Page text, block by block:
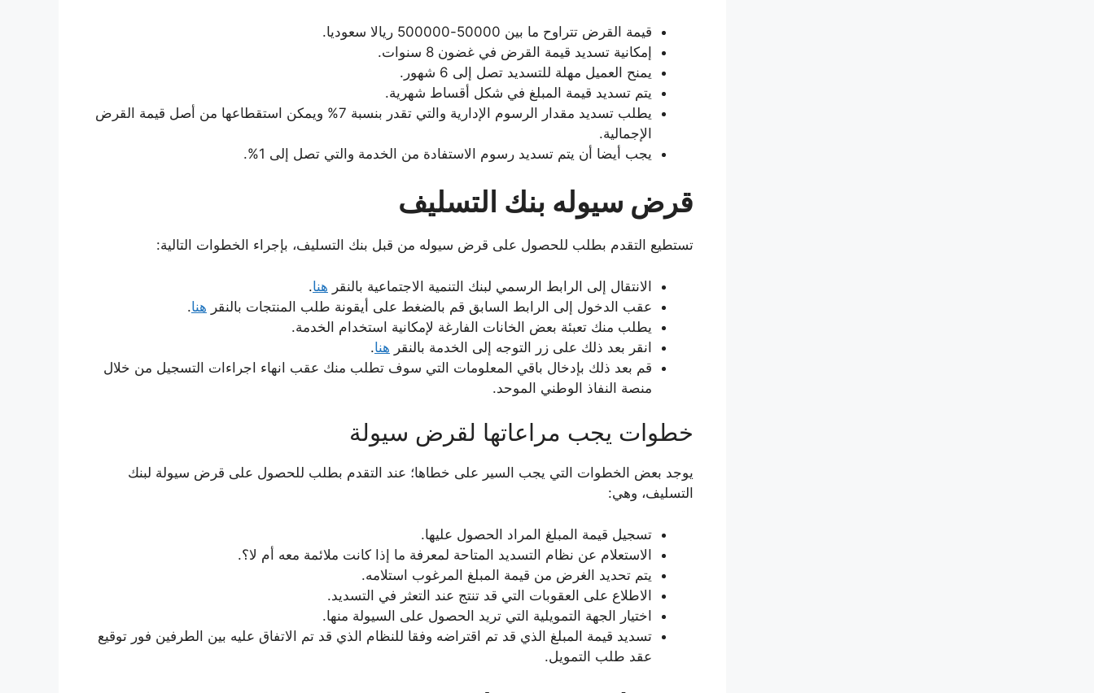
قيمة القرض تتراوح ما بين 50000-500000 ريالا سعوديا.
إمكانية تسديد قيمة القرض في غضون 8 سنوات.
يمنح العميل مهلة للتسديد تصل إلى 6 شهور.
يتم تسديد قيمة المبلغ في شكل أقساط شهرية.
يطلب تسديد مقدار الرسوم الإدارية والتي تقدر بنسبة 7% ويمكن استقطاعها من أصل قيمة القرض
الإجمالية.
يجب أيضا أن يتم تسديد رسوم الاستفادة من الخدمة والتي تصل إلى 1%.
قرض سيوله بنك التسليف
تستطيع التقدم بطلب للحصول على قرض سيوله من قبل بنك التسليف، بإجراء الخطوات التالية:
الانتقال إلى الرابط الرسمي لبنك التنمية الاجتماعية بالنقر هنا.
عقب الدخول إلى الرابط السابق قم بالضغط على أيقونة طلب المنتجات بالنقر هنا.
يطلب منك تعبئة بعض الخانات الفارغة لإمكانية استخدام الخدمة.
انقر بعد ذلك على زر التوجه إلى الخدمة بالنقر هنا.
قم بعد ذلك بإدخال باقي المعلومات التي سوف تطلب منك عقب انهاء اجراءات التسجيل من خلال
منصة النفاذ الوطني الموحد.
خطوات يجب مراعاتها لقرض سيولة
يوجد بعض الخطوات التي يجب السير على خطاها؛ عند التقدم بطلب للحصول على قرض سيولة لبنك
التسليف، وهي:
تسجيل قيمة المبلغ المراد الحصول عليها.
الاستعلام عن نظام التسديد المتاحة لمعرفة ما إذا كانت ملائمة معه أم لا؟.
يتم تحديد الغرض من قيمة المبلغ المرغوب استلامه.
الاطلاع على العقوبات التي قد تنتج عند التعثر في التسديد.
اختيار الجهة التمويلية التي تريد الحصول على السيولة منها.
تسديد قيمة المبلغ الذي قد تم اقتراضه وفقا للنظام الذي قد تم الاتفاق عليه بين الطرفين فور توقيع
عقد طلب التمويل.